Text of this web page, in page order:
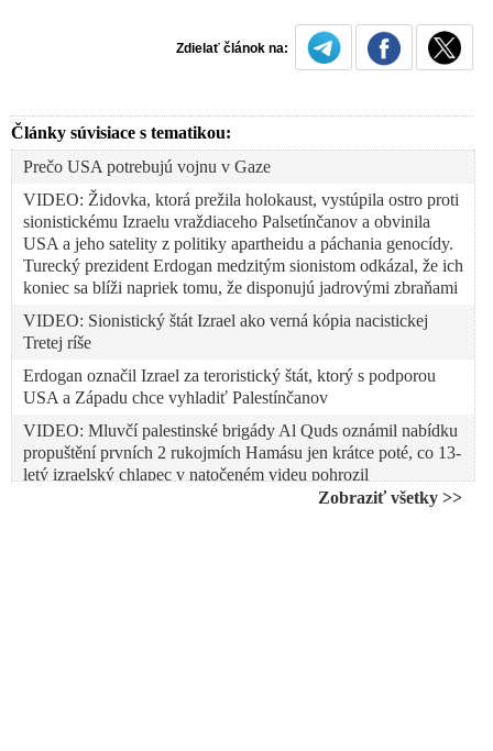
Zdielať článok na:
Články súvisiace s tematikou:
Prečo USA potrebujú vojnu v Gaze
VIDEO: Židovka, ktorá prežila holokaust, vystúpila ostro proti
sionistickému Izraelu vraždiaceho Palsetínčanov a obvinila
USA a jeho satelity z politiky apartheidu a páchania genocídy.
Turecký prezident Erdogan medzitým sionistom odkázal, že ich
koniec sa blíži napriek tomu, že disponujú jadrovými zbraňami
VIDEO: Sionistický štát Izrael ako verná kópia nacistickej
Tretej ríše
Erdogan označil Izrael za teroristický štát, ktorý s podporou
USA a Západu chce vyhladiť Palestínčanov
VIDEO: Mluvčí palestinské brigády Al Quds oznámil nabídku
propuštění prvních 2 rukojmích Hamásu jen krátce poté, co 13-
letý izraelský chlapec v natočeném videu pohrozil
Netanyahuovi, že když nepřestane s bombardováním Gazy,
Zobraziť všetky >>